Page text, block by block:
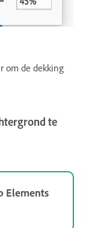
om de dekking
te
Elements